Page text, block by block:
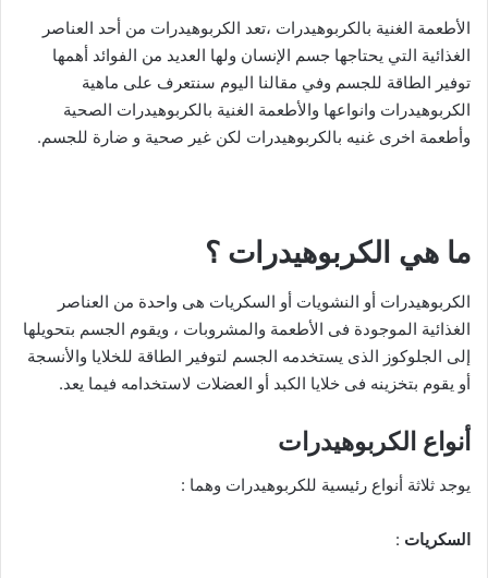
الأطعمة الغنية بالكربوهيدرات ،تعد الكربوهيدرات من أحد العناصر
الغذائية التي يحتاجها جسم الإنسان ولها العديد من الفوائد أهمها
توفير الطاقة للجسم وفي مقالنا اليوم سنتعرف على ماهية
الكربوهيدرات وانواعها والأطعمة الغنية بالكربوهيدرات الصحية
وأطعمة اخرى غنيه بالكربوهيدرات لكن غير صحية و ضارة للجسم.
ما هي الكربوهيدرات ؟
الكربوهيدرات أو النشويات أو السكريات هى واحدة من العناصر
الغذائية الموجودة فى الأطعمة والمشروبات ، ويقوم الجسم بتحويلها
إلى الجلوكوز الذى يستخدمه الجسم لتوفير الطاقة للخلايا والأنسجة
أو يقوم بتخزينه فى خلايا الكبد أو العضلات لاستخدامه فيما يعد.
أنواع الكربوهيدرات
يوجد ثلاثة أنواع رئيسية للكربوهيدرات وهما :
السكريات :